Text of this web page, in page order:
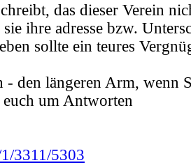
das dieser Verein
ihre adresse bzw.
sollte ein teures
- den längeren Arm, wenn
um Antworten
3311/5303